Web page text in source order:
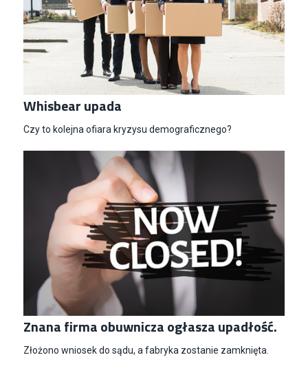
Whisbear upada
Czy to kolejna ofiara kryzysu demograficznego?
Znana firma obuwnicza ogłasza upadłość.
Złożono wniosek do sądu, a fabryka zostanie zamknięta.
Specjalista/tka ds. Utrzymania Ruchu
W.Kruk
Komorniki
Key Account Manager Meble
Warszawa
Młodszy Specjalista ds. Sprzedaży B2B (K/M/N)
Euro-net Sp. z o.o.
Warszawa
Key Account Manager
Puccini
Content Creator (m/k)
Kraków